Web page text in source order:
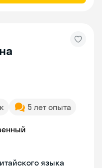
5 лет опыта
языка